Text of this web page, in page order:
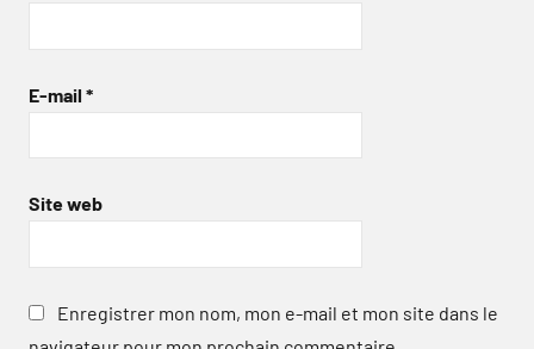
E-mail *
Site web
Enregistrer mon nom, mon e-mail et mon site dans le